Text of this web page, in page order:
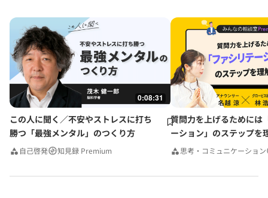
0:08:31
この人に聞く／不安やストレスに打ち
勝つ「最強メンタル」のつくり方
自己啓発 知見録 Premium
質問力を上げるためには
ーション」のステップを
みんなの相談室Premium
思考・コミュニケーション